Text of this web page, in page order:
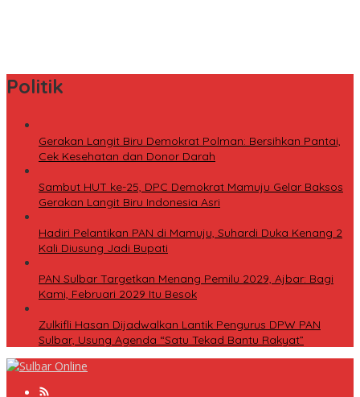
Politik
Gerakan Langit Biru Demokrat Polman: Bersihkan Pantai,
Cek Kesehatan dan Donor Darah
Sambut HUT ke-25, DPC Demokrat Mamuju Gelar Baksos
Gerakan Langit Biru Indonesia Asri
Hadiri Pelantikan PAN di Mamuju, Suhardi Duka Kenang 2
Kali Diusung Jadi Bupati
PAN Sulbar Targetkan Menang Pemilu 2029, Ajbar: Bagi
Kami, Februari 2029 Itu Besok
Zulkifli Hasan Dijadwalkan Lantik Pengurus DPW PAN
Sulbar, Usung Agenda “Satu Tekad Bantu Rakyat”